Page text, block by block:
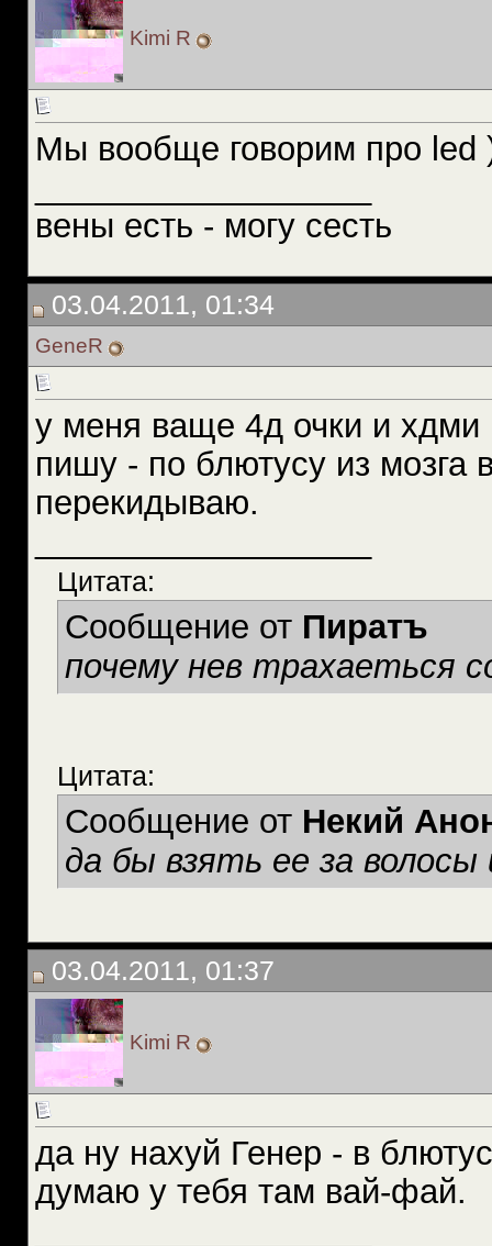
Kimi R
Мы вообще говорим про led
вены есть - могу сесть
03.04.2011, 01:34
GeneR
у меня ваще 4д очки и хдми
пишу - по блютусу из мозга
перекидываю.
Цитата:
Сообщение от Пиратъ
почему нев трахаеться
Цитата:
Сообщение от Некий
да бы взять ее за
03.04.2011, 01:37
Kimi R
да ну нахуй Генер - в
думаю у тебя там вай-фай.